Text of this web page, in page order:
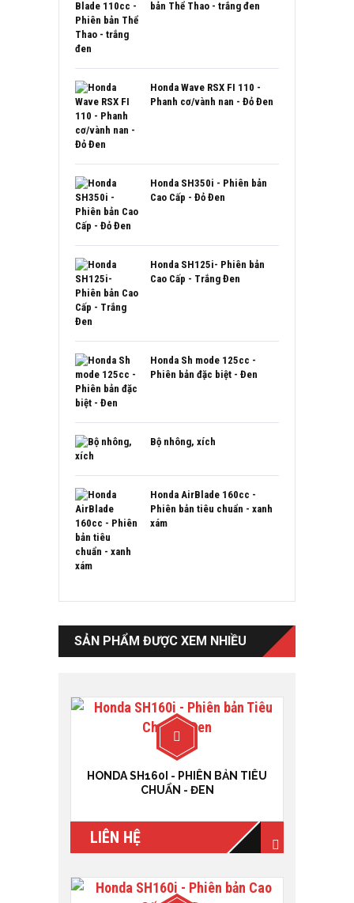
bản Thể Thao - trắng đen
Honda Wave RSX FI 110 -
Phanh cơ/vành nan - Đỏ Đen
Honda SH350i - Phiên bản
Cao Cấp - Đỏ Đen
Honda SH125i- Phiên bản
Cao Cấp - Trắng Đen
Honda Sh mode 125cc -
Phiên bản đặc biệt - Đen
Bộ nhông, xích
Honda AirBlade 160cc -
Phiên bản tiêu chuẩn - xanh
xám
SẢN PHẨM ĐƯỢC XEM NHIỀU
HONDA SH160I - PHIÊN BẢN TIÊU
CHUẨN - ĐEN
LIÊN HỆ